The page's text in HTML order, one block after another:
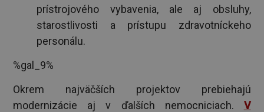
prístrojového vybavenia, ale aj obsluhy,
starostlivosti a prístupu zdravotníckeho
personálu.
%gal_9%
Okrem najväčších projektov prebiehajú
modernizácie aj v ďalších nemocniciach. V